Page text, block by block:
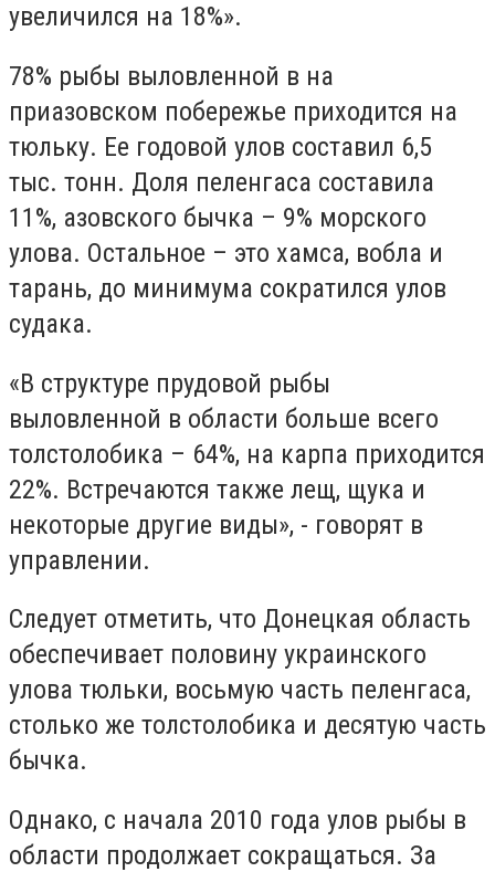
увеличился на 18%».
78% рыбы выловленной в на
приазовском побережье приходится на
тюльку. Ее годовой улов составил 6,5
тыс. тонн. Доля пеленгаса составила
11%, азовского бычка – 9% морского
улова. Остальное – это хамса, вобла и
тарань, до минимума сократился улов
судака.
«В структуре прудовой рыбы
выловленной в области больше всего
толстолобика – 64%, на карпа приходится
22%. Встречаются также лещ, щука и
некоторые другие виды», - говорят в
управлении.
Следует отметить, что Донецкая область
обеспечивает половину украинского
улова тюльки, восьмую часть пеленгаса,
столько же толстолобика и десятую часть
бычка.
Однако, с начала 2010 года улов рыбы в
области продолжает сокращаться. За